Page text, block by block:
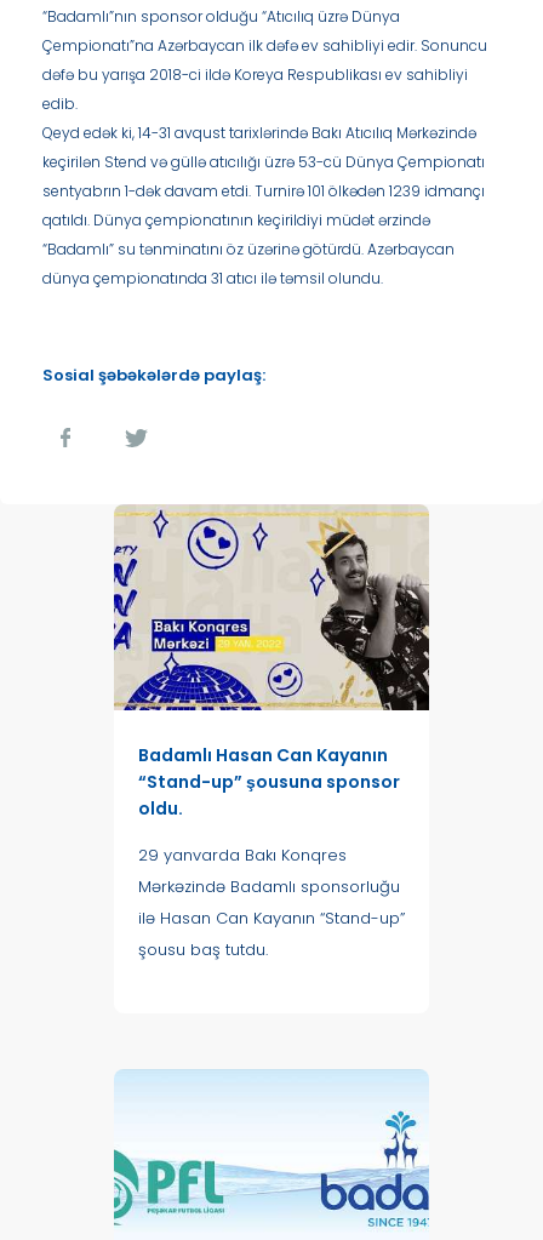
Sosial şəbəkələrdə paylaş:
“Badamlı”nın sponsor olduğu “Atıcılıq üzrə Dünya
Çempionatı”na Azərbaycan ilk dəfə ev sahibliyi edir. Sonuncu
dəfə bu yarışa 2018-ci ildə Koreya Respublikası ev sahibliyi
edib.
Qeyd edək ki, 14-31 avqust tarixlərində Bakı Atıcılıq Mərkəzində
keçirilən Stend və güllə atıcılığı üzrə 53-cü Dünya Çempionatı
sentyabrın 1-dək davam etdi. Turnirə 101 ölkədən 1239 idmançı
qatıldı. Dünya çempionatının keçirildiyi müdət ərzində
“Badamlı” su tənminatını öz üzərinə götürdü. Azərbaycan
dünya çempionatında 31 atıcı ilə təmsil olundu.
Badamlı Hasan Can Kayanın
“Stand-up” şousuna sponsor
oldu.
29 yanvarda Bakı Konqres
Mərkəzində Badamlı sponsorluğu
ilə Hasan Can Kayanın “Stand-up”
şousu baş tutdu.